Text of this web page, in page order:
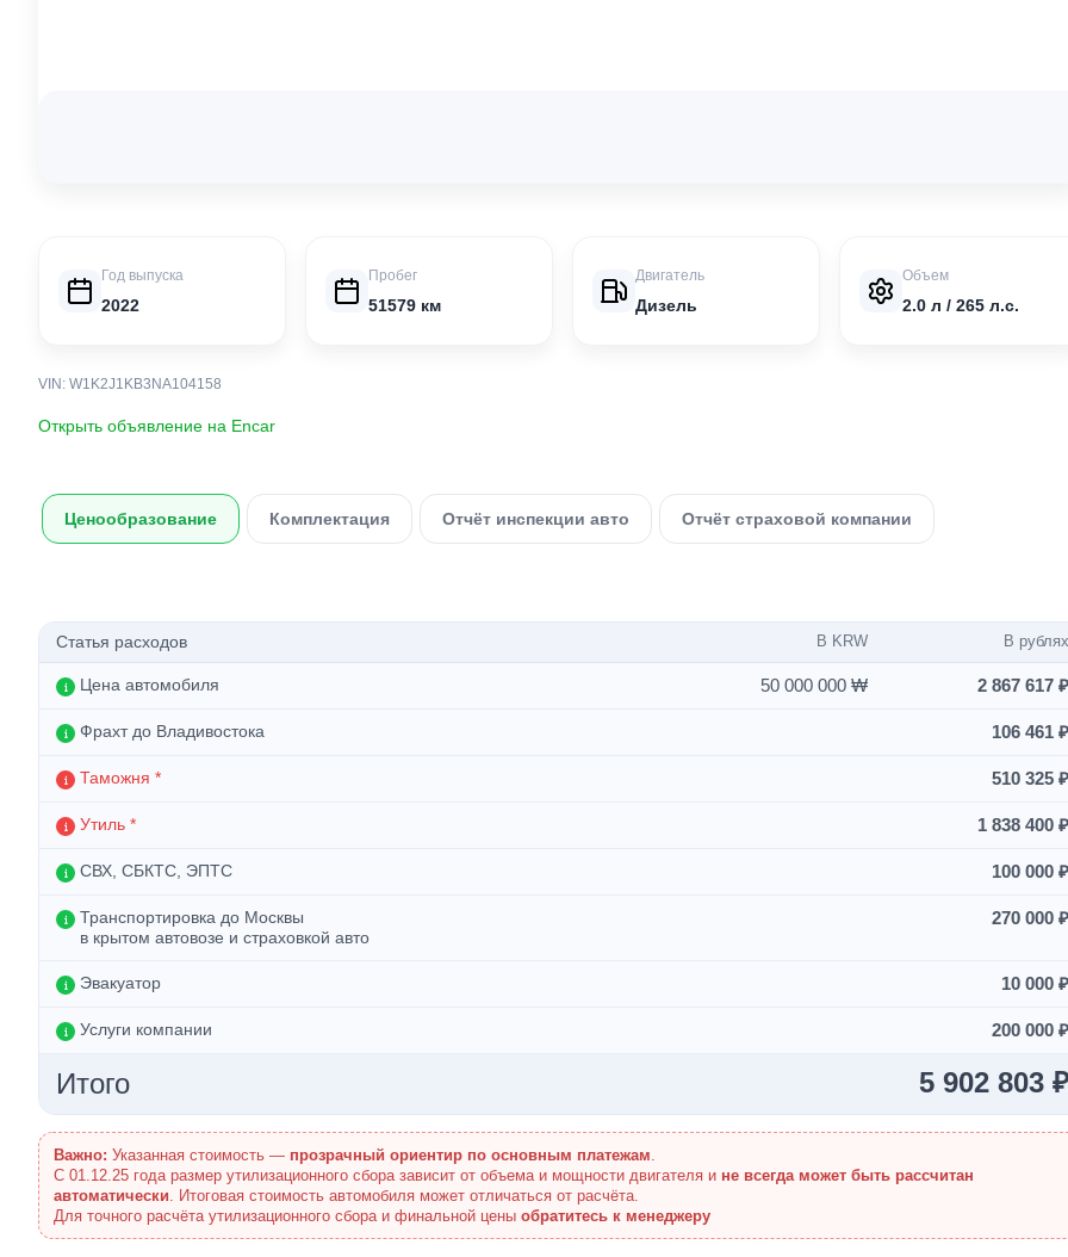
Год выпуска
2022
Пробег
51579 км
Двигатель
Дизель
Объем
2.0 л / 265 л.с.
VIN: W1K2J1KB3NA104158
Открыть объявление на Encar
Ценообразование Комплектация Отчёт инспекции авто Отчёт страховой компании
Статья расходов В KRW В рублях
Цена автомобиля 50 000 000 ₩ 2 867 617 ₽
Фрахт до Владивостока 106 461 ₽
Таможня * 510 325 ₽
Утиль * 1 838 400 ₽
СВХ, СБКТС, ЭПТС 100 000 ₽
Транспортировка до Москвы
в крытом автовозе и страховкой авто
270 000 ₽
Эвакуатор 10 000 ₽
Услуги компании 200 000 ₽
Итого 5 902 803 ₽
Важно: Указанная стоимость — прозрачный ориентир по основным платежам.
С 01.12.25 года размер утилизационного сбора зависит от объема и мощности двигателя и не всегда может быть рассчитан
автоматически. Итоговая стоимость автомобиля может отличаться от расчёта.
Для точного расчёта утилизационного сбора и финальной цены обратитесь к менеджеру